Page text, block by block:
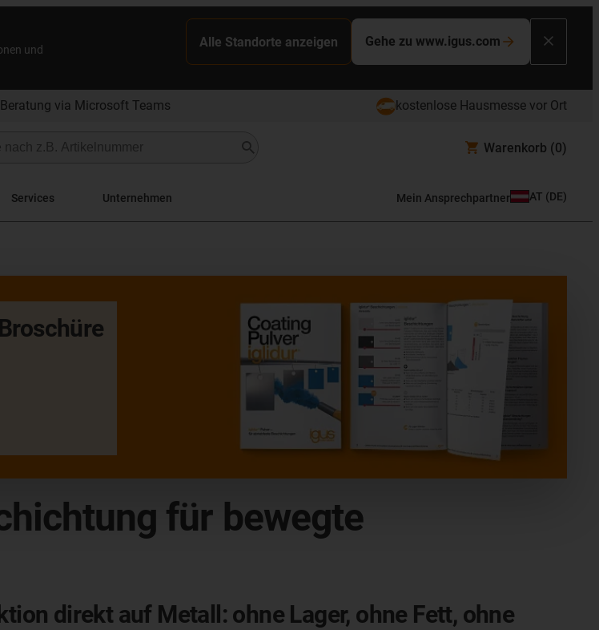
und
Alle Standorte anzeigen Gehe zu www.igus.com
via Microsoft Teams kostenlose Hausmesse vor Ort
Warenkorb (0)
Services Unternehmen Mein Ansprechpartner AT (DE)
für bewegte
direkt auf Metall: ohne Lager, ohne Fett, ohne